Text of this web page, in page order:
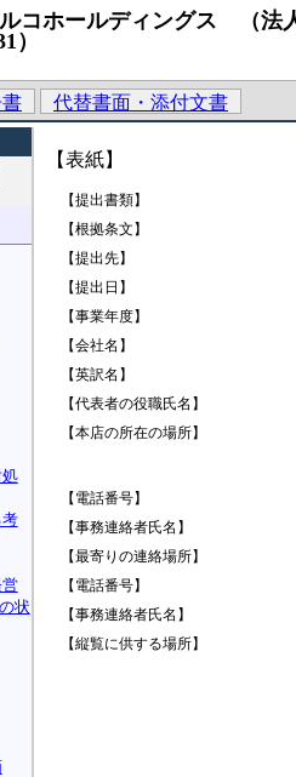
コホールディングス （法
）
代替書面・添付文書